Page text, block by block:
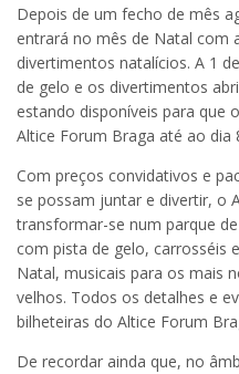
Depois de um fecho de mês
entrará no mês de Natal com
divertimentos natalícios. A 1
de gelo e os divertimentos
estando disponíveis para que
Altice Forum Braga até ao dia
Com preços convidativos e
se possam juntar e divertir, o
transformar-se num parque
com pista de gelo, carrosséis
Natal, musicais para os mais
velhos. Todos os detalhes e
bilheteiras do Altice Forum
De recordar ainda que, no